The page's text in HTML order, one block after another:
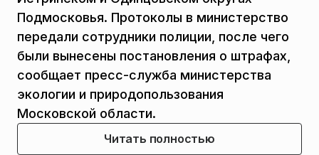
Подмосковья. Протоколы в министерство
передали сотрудники полиции, после чего
были вынесены постановления о штрафах,
сообщает пресс-служба министерства
экологии и природопользования
Московской области.
Читать полностью